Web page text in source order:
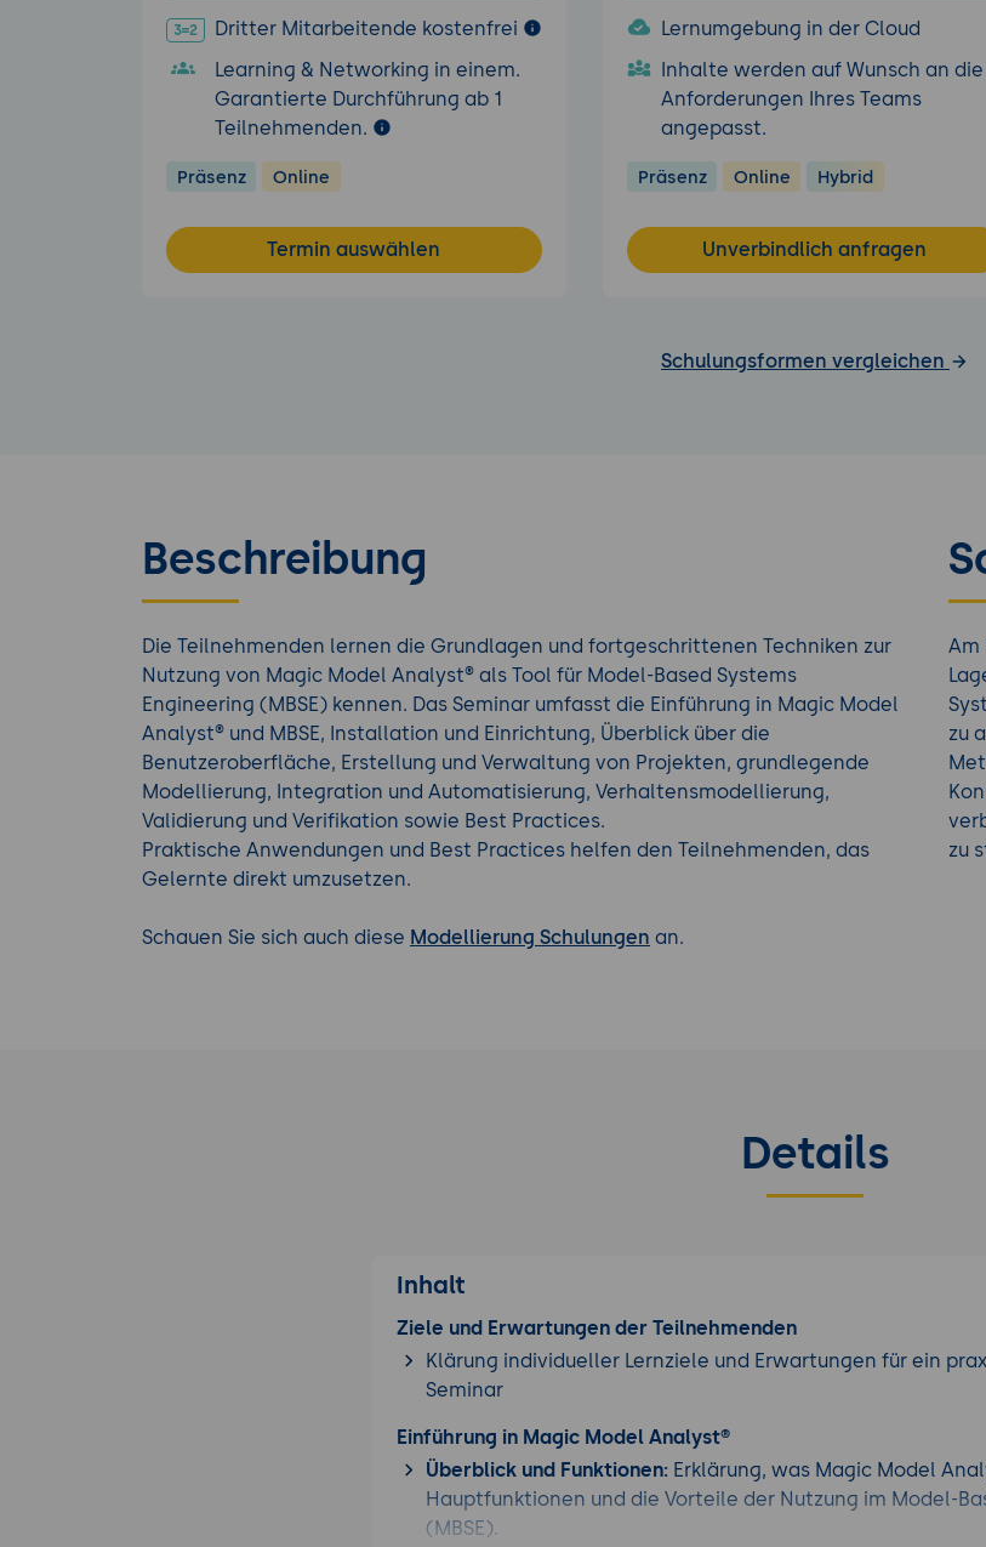
Dritter Mitarbeitende kostenfrei
Learning & Networking in einem.
Garantierte Durchführung ab 1
Teilnehmenden.
Präsenz Online
Termin auswählen
Lernumgebung in der Cloud
Inhalte werden auf Wunsch an die
Anforderungen Ihres Teams
angepasst.
Präsenz Online Hybrid
Unverbindlich anfragen
Schulungsformen vergleichen
Beschreibung
Die Teilnehmenden lernen die Grundlagen und fortgeschrittenen Techniken zur
Nutzung von Magic Model Analyst® als Tool für Model-Based Systems
Engineering (MBSE) kennen. Das Seminar umfasst die Einführung in Magic Model
Analyst® und MBSE, Installation und Einrichtung, Überblick über die
Benutzeroberfläche, Erstellung und Verwaltung von Projekten, grundlegende
Modellierung, Integration und Automatisierung, Verhaltensmodellierung,
Validierung und Verifikation sowie Best Practices.
Praktische Anwendungen und Best Practices helfen den Teilnehmenden, das
Gelernte direkt umzusetzen.
Schauen Sie sich auch diese Modellierung Schulungen an.
Am
zu
zu
Details
Inhalt
Ziele und Erwartungen der Teilnehmenden
Klärung individueller Lernziele und Erwartungen für ein
Seminar
Einführung in Magic Model Analyst®
Überblick und Funktionen: Erklärung, was Magic Model
Hauptfunktionen und die Vorteile der Nutzung im Model-
(MBSE).